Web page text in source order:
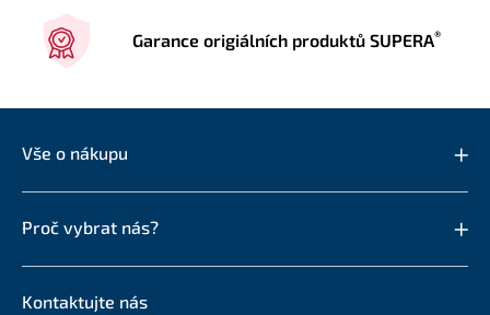
Garance origiálních produktů SUPERA®
Vše o nákupu
Proč vybrat nás?
Kontaktujte nás